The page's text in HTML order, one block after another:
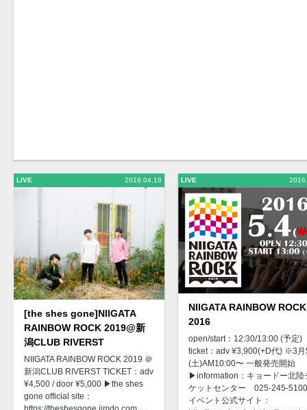
LIVE 2019.04.18
[the shes gone]NIIGATA
RAINBOW ROCK 2019@新
潟CLUB RIVERST
NIIGATA RAINBOW ROCK 2019 ＠
新潟CLUB RIVERST TICKET：adv
¥4,500 / door ¥5,000 ▶︎the shes
gone official site：
LIVE
NIIGATA RAINBOW ROCK
2016
open/start：12:30/13:00 (予定)
ticket：adv ¥3,900(+D代) ※3月
(土)AM10:00〜 一般発売開始
▶︎information：キョードー北陸
ケットセンター 025-245-
イベント公式サイト：